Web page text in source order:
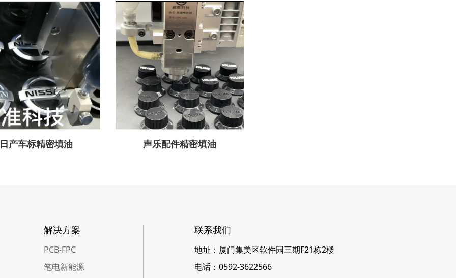
日产车标精密填油 声乐配件精密填油
解决方案
PCB-FPC
笔电新能源
联系我们
地址：厦门集美区软件园三期F21栋2楼
电话：0592-3622566